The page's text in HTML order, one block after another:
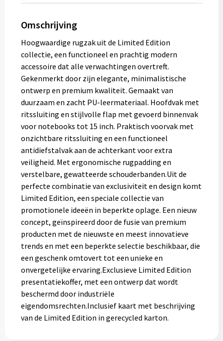
Divers
Technologie
Vrije tijd
Gereedschap
Persoonlijke verzorging
Zonnebrillen
EHBO
Verpakkingen
Pashouders
Omschrijving
Hoogwaardige rugzak uit de Limited Edition
collectie, een functioneel en prachtig modern
accessoire dat alle verwachtingen overtreft.
Gekenmerkt door zijn elegante, minimalistische
ontwerp en premium kwaliteit. Gemaakt van
duurzaam en zacht PU-leermateriaal. Hoofdvak met
ritssluiting en stijlvolle flap met gevoerd binnenvak
voor notebooks tot 15 inch. Praktisch voorvak met
onzichtbare ritssluiting en een functioneel
antidiefstalvak aan de achterkant voor extra
veiligheid. Met ergonomische rugpadding en
verstelbare, gewatteerde schouderbanden.Uit de
perfecte combinatie van exclusiviteit en design komt
Limited Edition, een speciale collectie van
promotionele ideeën in beperkte oplage. Een nieuw
concept, geïnspireerd door de fusie van premium
producten met de nieuwste en meest innovatieve
trends en met een beperkte selectie beschikbaar, die
een geschenk omtovert tot een unieke en
onvergetelijke ervaring.Exclusieve Limited Edition
presentatiekoffer, met een ontwerp dat wordt
beschermd door industriële
eigendomsrechten.Inclusief kaart met beschrijving
van de Limited Edition in gerecycled karton.